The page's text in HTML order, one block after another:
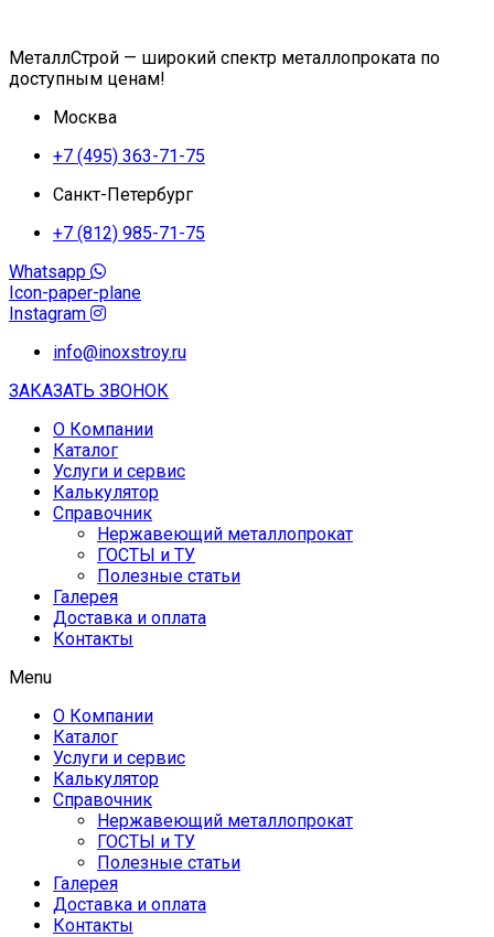
МеталлСтрой — широкий спектр металлопроката по
доступным ценам!
Москва
+7 (495) 363-71-75
Санкт-Петербург
+7 (812) 985-71-75
Whatsapp
Icon-paper-plane
Instagram
info@inoxstroy.ru
ЗАКАЗАТЬ ЗВОНОК
О Компании
Каталог
Услуги и сервис
Калькулятор
Справочник
Нержавеющий металлопрокат
ГОСТЫ и ТУ
Полезные статьи
Галерея
Доставка и оплата
Контакты
Menu
О Компании
Каталог
Услуги и сервис
Калькулятор
Справочник
Нержавеющий металлопрокат
ГОСТЫ и ТУ
Полезные статьи
Галерея
Доставка и оплата
Контакты